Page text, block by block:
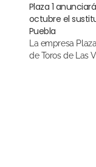
Plaza 1
octubre el
Puebla
La empresa Plaza 1, gestora de la Plaza
de Toros de Las